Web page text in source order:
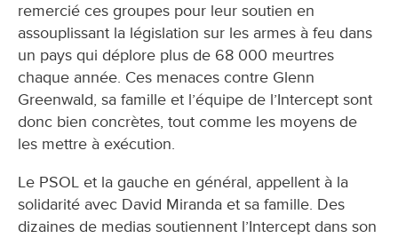
remercié ces groupes pour leur soutien en
assouplissant la législation sur les armes à feu dans
un pays qui déplore plus de 68 000 meurtres
chaque année. Ces menaces contre Glenn
Greenwald, sa famille et l’équipe de l’Intercept sont
donc bien concrètes, tout comme les moyens de
les mettre à exécution.
Le PSOL et la gauche en général, appellent à la
solidarité avec David Miranda et sa famille. Des
dizaines de medias soutiennent l’Intercept dans son